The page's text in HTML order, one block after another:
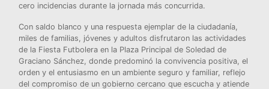
cero incidencias durante la jornada más concurrida.
Con saldo blanco y una respuesta ejemplar de la ciudadanía,
miles de familias, jóvenes y adultos disfrutaron las actividades
de la Fiesta Futbolera en la Plaza Principal de Soledad de
Graciano Sánchez, donde predominó la convivencia positiva, el
orden y el entusiasmo en un ambiente seguro y familiar, reflejo
del compromiso de un gobierno cercano que escucha y atiende